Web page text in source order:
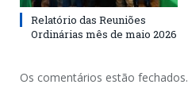
Relatório das Reuniões
Ordinárias mês de maio 2026
Os comentários estão fechados.